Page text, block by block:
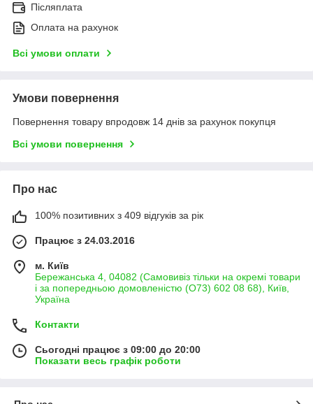
Післяплата
Оплата на рахунок
Всі умови оплати
Умови повернення
Повернення товару впродовж 14 днів за рахунок покупця
Всі умови повернення
Про нас
100% позитивних з 409 відгуків за рік
Працює з 24.03.2016
м. Київ
Бережанська 4, 04082 (Самовивіз тільки на окремі товари
і за попередньою домовленістю (О73) 602 08 68), Київ,
Україна
Контакти
Сьогодні працює з 09:00 до 20:00
Показати весь графік роботи